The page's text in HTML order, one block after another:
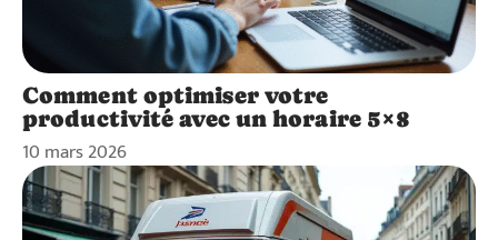
Comment optimiser votre
productivité avec un horaire 5×8
10 mars 2026